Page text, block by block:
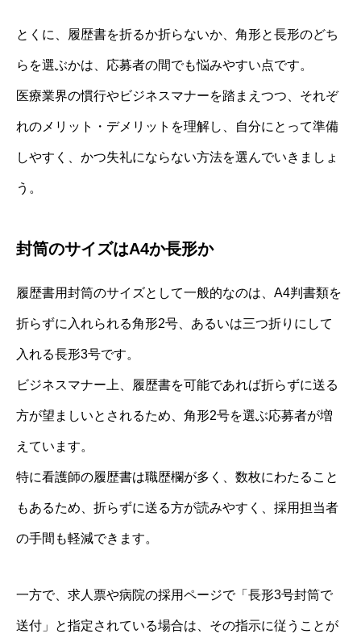
とくに、履歴書を折るか折らないか、角形と長形のどち
らを選ぶかは、応募者の間でも悩みやすい点です。
医療業界の慣行やビジネスマナーを踏まえつつ、それぞ
れのメリット・デメリットを理解し、自分にとって準備
しやすく、かつ失礼にならない方法を選んでいきましょ
う。
封筒のサイズはA4か長形か
履歴書用封筒のサイズとして一般的なのは、A4判書類を
折らずに入れられる角形2号、あるいは三つ折りにして
入れる長形3号です。
ビジネスマナー上、履歴書を可能であれば折らずに送る
方が望ましいとされるため、角形2号を選ぶ応募者が増
えています。
特に看護師の履歴書は職歴欄が多く、数枚にわたること
もあるため、折らずに送る方が読みやすく、採用担当者
の手間も軽減できます。
一方で、求人票や病院の採用ページで「長形3号封筒で
送付」と指定されている場合は、その指示に従うことが